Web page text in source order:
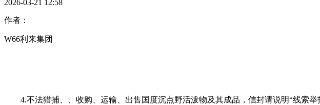
2026-03-21 12:58
作者：
W66利来集团
4.不法猎捕、、收购、运输、出售国度沉点野活泼物及其成品，信封请说明“线索举